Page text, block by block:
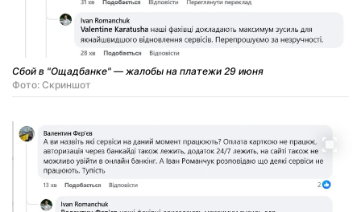
Сбой в "Ощадбанке" — жалобы на платежи 29 июня
Фото: Скриншот